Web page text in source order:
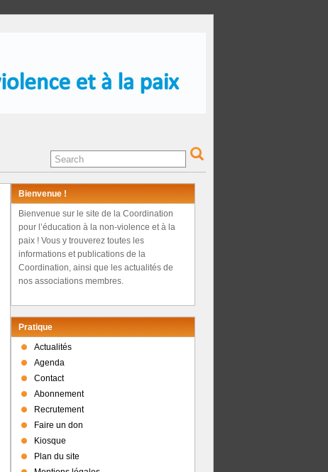
Bienvenue !
Bienvenue sur le site de la Coordination
pour l’éducation à la non-violence et à la
paix ! Vous y trouverez toutes les
informations et publications de la
Coordination, ainsi que les actualités de
nos associations membres.
Pratique
Actualités
Agenda
Contact
Abonnement
Recrutement
Faire un don
Kiosque
Plan du site